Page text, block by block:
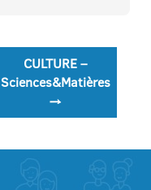
CULTURE –
Sciences&Matières
→